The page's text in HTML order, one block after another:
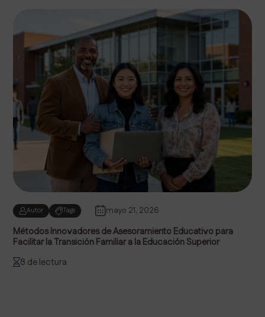
Autor Tags mayo 21, 2026
Métodos Innovadores de Asesoramiento Educativo para
Facilitar la Transición Familiar a la Educación Superior
8 de lectura